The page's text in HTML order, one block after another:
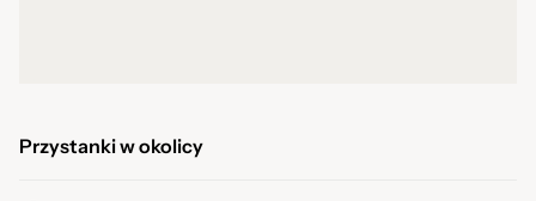
Przystanki w okolicy